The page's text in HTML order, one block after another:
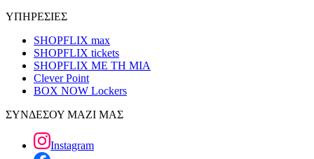
ΥΠΗΡΕΣΙΕΣ
SHOPFLIX max
SHOPFLIX tickets
SHOPFLIX ΜΕ ΤΗ ΜΙΑ
Clever Point
BOX NOW Lockers
ΣΥΝΔΕΣΟΥ ΜΑΖΙ ΜΑΣ
Instagram